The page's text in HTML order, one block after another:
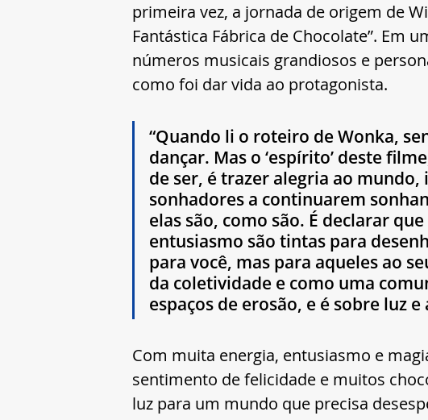
primeira vez, a jornada de origem de
Fantástica Fábrica de Chocolate”. Em
números musicais grandiosos e
como foi dar vida ao protagonista.
“Quando li o roteiro de Wonka,
dançar. Mas o ‘espírito’ deste
de ser, é trazer alegria ao
sonhadores a continuarem
elas são, como são. É declarar
entusiasmo são tintas para
para você, mas para aqueles ao
da coletividade e como uma
espaços de erosão, e é sobre luz
Com muita energia, entusiasmo e
sentimento de felicidade e muitos
luz para um mundo que precisa